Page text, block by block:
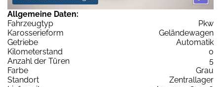
Allgemeine Daten:
Fahrzeugtyp
Pkw
Karosserieform
Geländewagen
Getriebe
Automatik
Kilometerstand
0
Anzahl der Türen
5
Farbe
Grau
Standort
Zentrallager